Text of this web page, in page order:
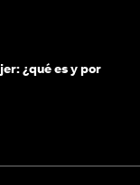
¿qué es y por